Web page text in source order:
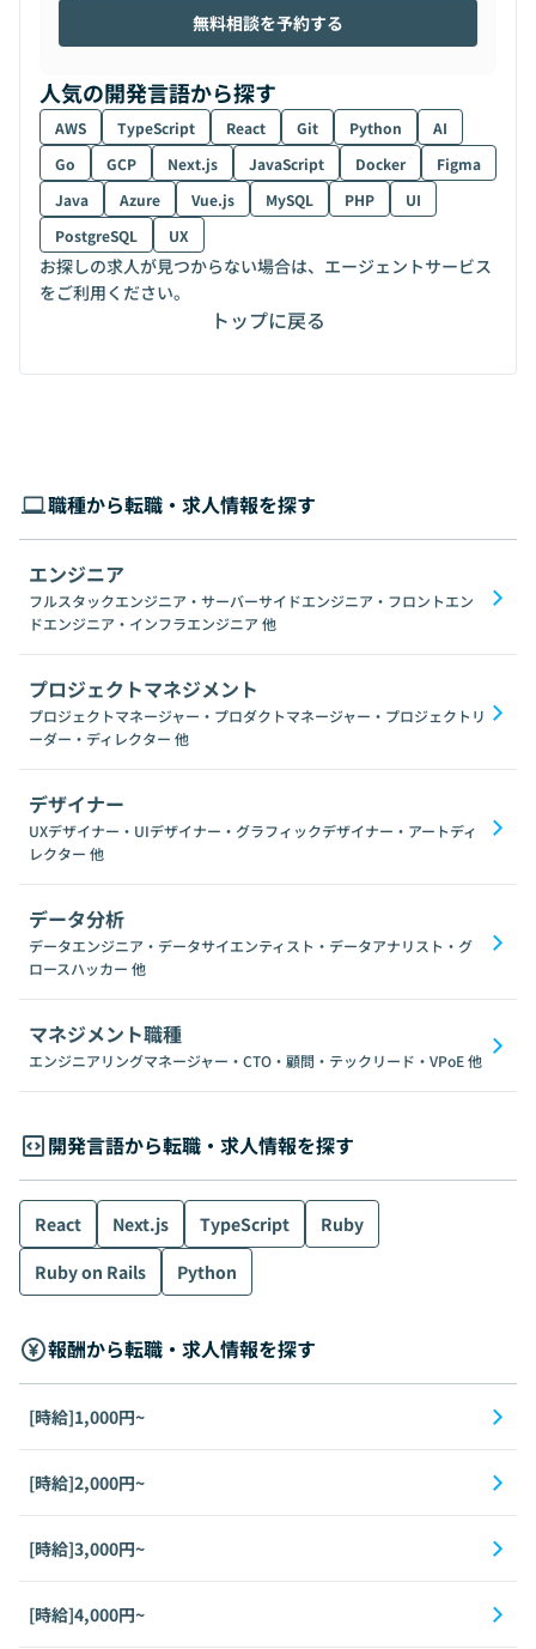
無料相談を予約する
人気の開発言語から探す
AWS TypeScript React Git Python
AI
Go
GCP Next.js JavaScript Docker
Figma
Java
Azure Vue.js MySQL PHP
UI
PostgreSQL
UX
お探しの求人が見つからない場合は、エージェントサービス
をご利用ください。
トップに戻る
職種から転職・求人情報を探す
エンジニア
フルスタックエンジニア・サーバーサイドエンジニア・フロントエン
ドエンジニア・インフラエンジニア 他
プロジェクトマネジメント
プロジェクトマネージャー・プロダクトマネージャー・プロジェクトリ
ーダー・ディレクター 他
デザイナー
UXデザイナー・UIデザイナー・グラフィックデザイナー・アートディ
レクター 他
データ分析
データエンジニア・データサイエンティスト・データアナリスト・グ
ロースハッカー 他
マネジメント職種
エンジニアリングマネージャー・CTO・顧問・テックリード・VPoE他
開発言語から転職・求人情報を探す
React Next.js TypeScript
Ruby
Ruby on Rails
Python
報酬から転職・求人情報を探す
[時給]1,000円~
[時給]2,000円~
[時給]3,000円~
[時給]4,000円~